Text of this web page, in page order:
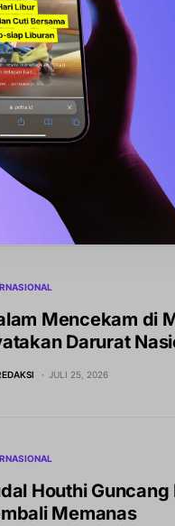
NEWS
Pengganti
di PBB
JULI 27, 2026
Mencekam di
Darurat
JULI 25, 2026
Houthi
Memanas